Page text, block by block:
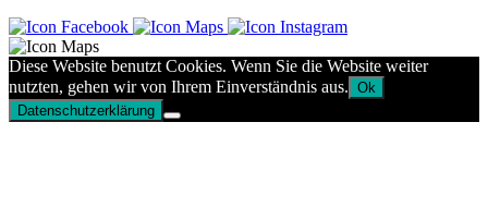
Diese Website benutzt Cookies. Wenn Sie die Website weiter
nutzten, gehen wir von Ihrem Einverständnis aus. Ok
Datenschutzerklärung